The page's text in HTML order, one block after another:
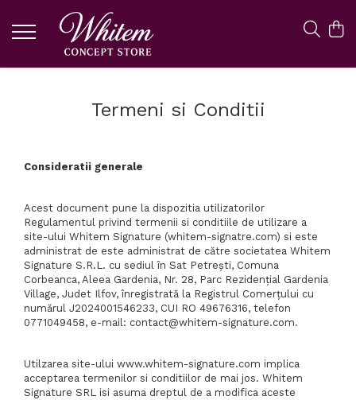
Termeni si Conditii
Consideratii generale
Acest document pune la dispozitia utilizatorilor
Regulamentul privind termenii si conditiile de utilizare a
site-ului Whitem Signature (whitem-signatre.com) si este
administrat de este administrat de către societatea Whitem
Signature S.R.L. cu sediul în Sat Petreşti, Comuna
Corbeanca, Aleea Gardenia, Nr. 28, Parc Rezidenţial Gardenia
Village, Judet Ilfov, înregistrată la Registrul Comerțului cu
numărul J2024001546233, CUI RO 49676316, telefon
0771049458, e-mail: contact@whitem-signature.com.
Utilzarea site-ului www.whitem-signature.com implica
acceptarea termenilor si conditiilor de mai jos. Whitem
Signature SRL isi asuma dreptul de a modifica aceste